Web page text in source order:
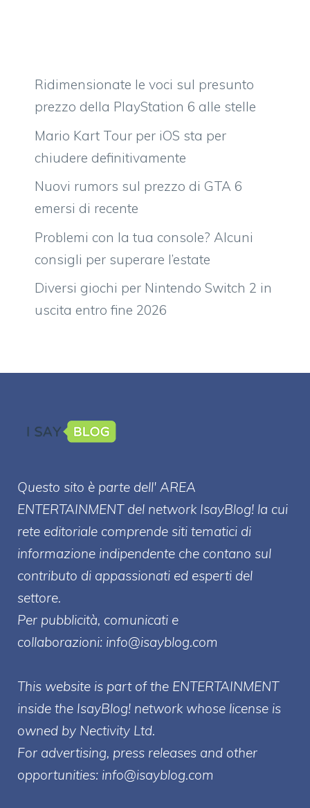
Ridimensionate le voci sul presunto
prezzo della PlayStation 6 alle stelle
Mario Kart Tour per iOS sta per
chiudere definitivamente
Nuovi rumors sul prezzo di GTA 6
emersi di recente
Problemi con la tua console? Alcuni
consigli per superare l’estate
Diversi giochi per Nintendo Switch 2 in
uscita entro fine 2026
Questo sito è parte dell' AREA
ENTERTAINMENT del network IsayBlog! la cui
rete editoriale comprende siti tematici di
informazione indipendente che contano sul
contributo di appassionati ed esperti del
settore.
Per pubblicità, comunicati e
collaborazioni: info@isayblog.com
This website is part of the ENTERTAINMENT
inside the IsayBlog! network whose license is
owned by Nectivity Ltd.
For advertising, press releases and other
opportunities: info@isayblog.com